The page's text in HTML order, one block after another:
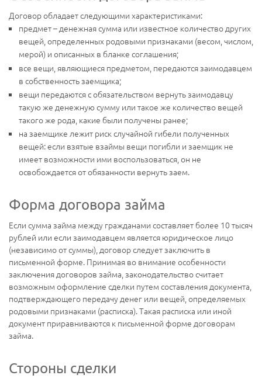
Договор обладает следующими характеристиками:
предмет – денежная сумма или известное количество других
вещей, определенных родовыми признаками (весом, числом,
мерой) и описанных в бланке соглашения;
все вещи, являющиеся предметом, передаются заимодавцем
в собственность заемщика;
вещи передаются с обязательством вернуть заимодавцу
такую же денежную сумму или такое же количество вещей
такого же рода, какие были получены ранее;
на заемщике лежит риск случайной гибели полученных
вещей: если взятые взаймы вещи погибли и заемщик не
имеет возможности ими воспользоваться, он не
освобождается от обязанности вернуть заем.
Форма договора займа
Если сумма займа между гражданами составляет более 10 тысяч
рублей или если заимодавцем является юридическое лицо
(независимо от суммы), договор следует заключить в
письменной форме. Принимая во внимание особенности
заключения договоров займа, законодательство считает
возможным оформление сделки путем составления документа,
подтверждающего передачу денег или вещей, определяемых
родовыми признаками (расписка). Такая расписка или иной
документ приравниваются к письменной форме договорам
займа.
Стороны сделки